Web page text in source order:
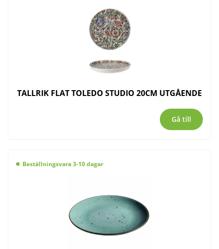
TALLRIK FLAT TOLEDO STUDIO 20CM UTGÅENDE
Gå till
Beställningsvara 3-10 dagar